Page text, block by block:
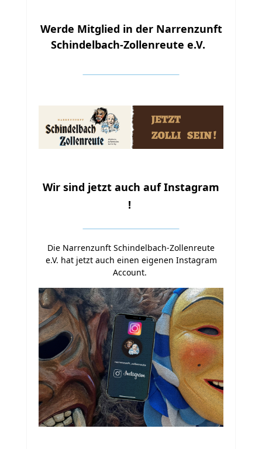
Werde Mitglied in der Narrenzunft
Schindelbach-Zollenreute e.V.
Wir sind jetzt auch auf Instagram
!
Die Narrenzunft Schindelbach-Zollenreute
e.V. hat jetzt auch einen eigenen Instagram
Account.